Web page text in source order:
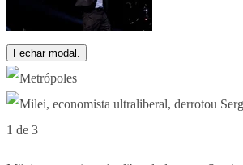
Fechar modal.
1 de 3